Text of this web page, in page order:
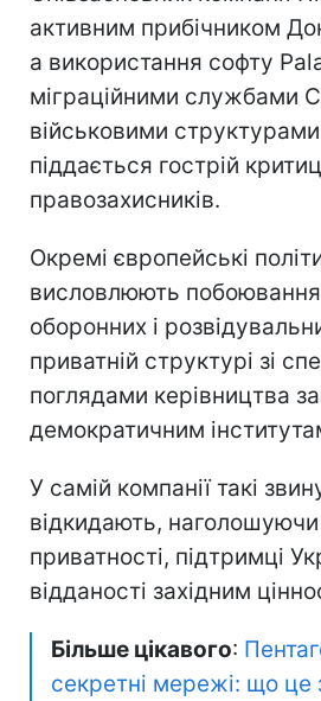
Політичний підтекст
"технофашизм"
Занепокоєння
викликають не лише
залежність, а й
Співзасновник компанії
активним прибічником
а використання софту
міграційними службами
військовими структурами
піддається гострій
Окремі європейські
висловлюють
оборонних і
приватній структурі зі
поглядами керівництва